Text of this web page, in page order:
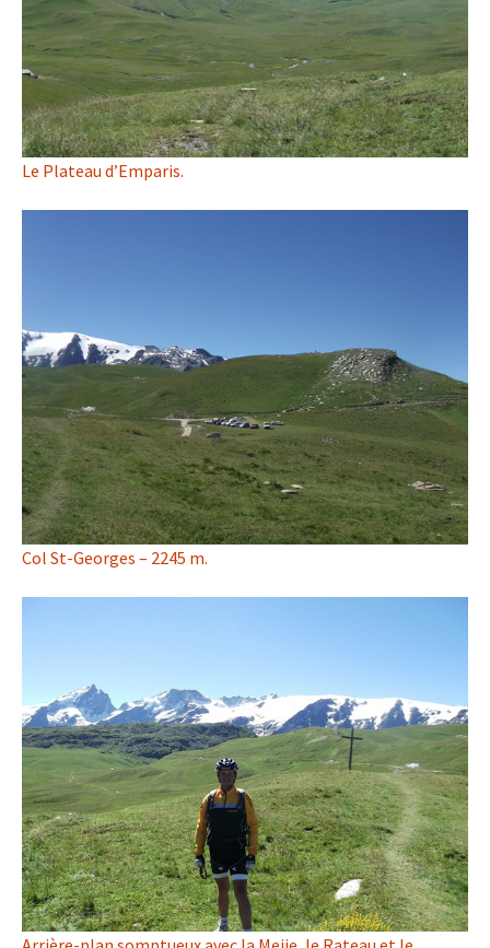
Le Plateau d’Emparis.
Col St-Georges – 2245 m.